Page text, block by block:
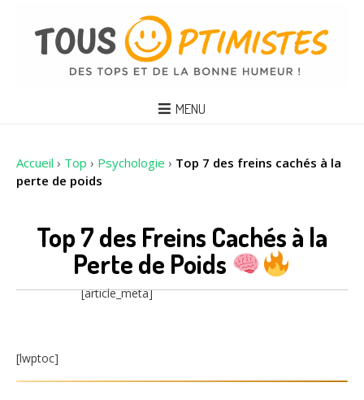
MENU
Accueil › Top › Psychologie › Top 7 des freins cachés à la
perte de poids
Top 7 des Freins Cachés à la
Perte de Poids
[article_meta]
[lwptoc]